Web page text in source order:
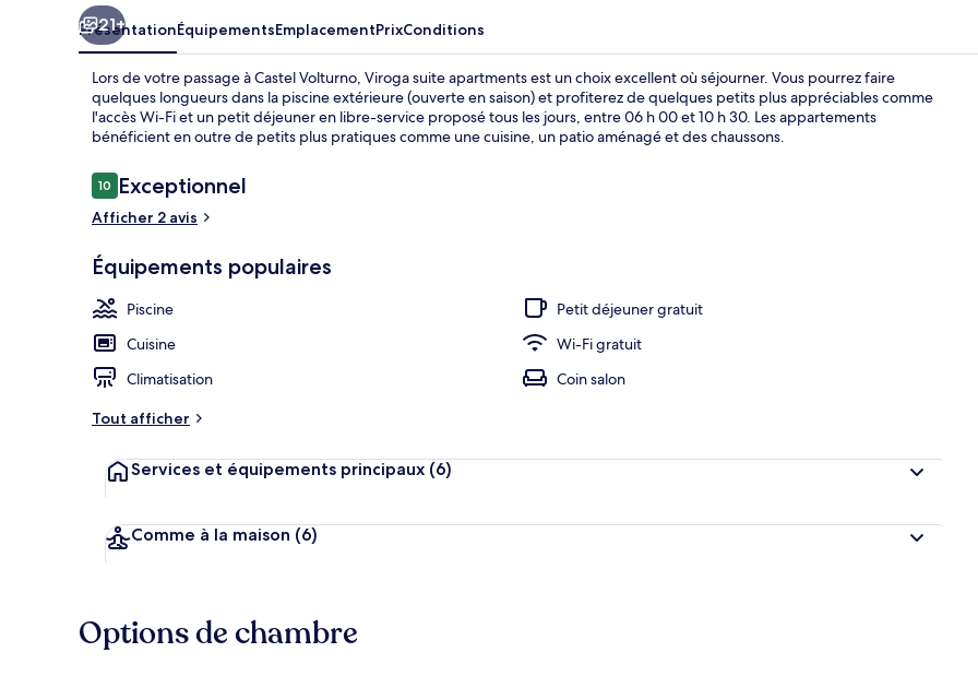
21+
PrésentationÉquipementsEmplacementPrixConditions
Lors de votre passage à Castel Volturno, Viroga suite apartments est un choix excellent où séjourner. Vous pourrez faire
quelques longueurs dans la piscine extérieure (ouverte en saison) et profiterez de quelques petits plus appréciables comme
l'accès Wi-Fi et un petit déjeuner en libre-service proposé tous les jours, entre 06 h 00 et 10 h 30. Les appartements
bénéficient en outre de petits plus pratiques comme une cuisine, un patio aménagé et des chaussons.
Avis
voyageurs
1010 sur 10
Exceptionnel
Afficher 2 avis
Équipements populaires
Piscine
Petit déjeuner gratuit
Cuisine
Wi-Fi gratuit
Climatisation
Coin salon
Tout afficher
Services et équipements principaux (6)
Comme à la maison (6)
Options de chambre